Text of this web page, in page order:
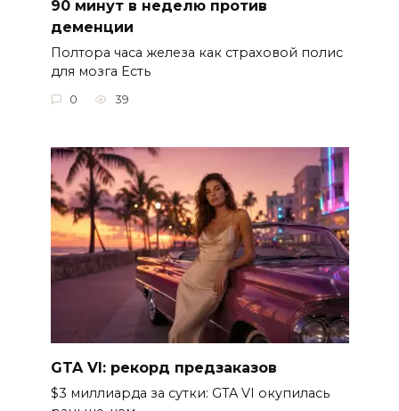
90 минут в неделю против
деменции
Полтора часа железа как страховой полис
для мозга Есть
0 39
GTA VI: рекорд предзаказов
$3 миллиарда за сутки: GTA VI окупилась